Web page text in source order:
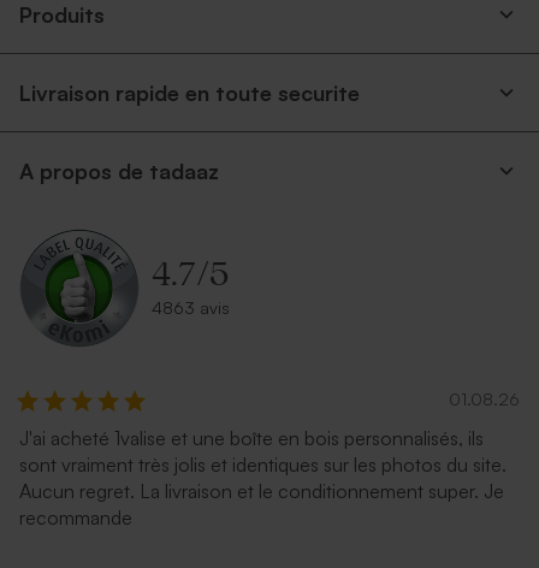
Produits
Livraison rapide en toute securite
A propos de tadaaz
4.7/5
4863 avis
01.08.26
J'ai acheté 1valise et une boîte en bois personnalisés, ils
sont vraiment très jolis et identiques sur les photos du site.
Aucun regret. La livraison et le conditionnement super. Je
recommande